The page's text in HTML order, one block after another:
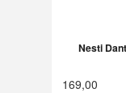
Nesti
169,00